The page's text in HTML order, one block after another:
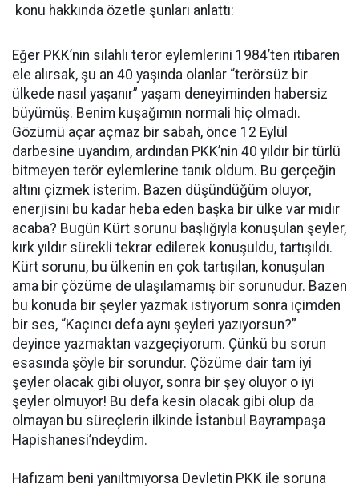
konu hakkında özetle şunları anlattı:
Eğer PKK’nin silahlı terör eylemlerini 1984’ten itibaren
ele alırsak, şu an 40 yaşında olanlar “terörsüz bir
ülkede nasıl yaşanır” yaşam deneyiminden habersiz
büyümüş. Benim kuşağımın normali hiç olmadı.
Gözümü açar açmaz bir sabah, önce 12 Eylül
darbesine uyandım, ardından PKK’nin 40 yıldır bir türlü
bitmeyen terör eylemlerine tanık oldum. Bu gerçeğin
altını çizmek isterim. Bazen düşündüğüm oluyor,
enerjisini bu kadar heba eden başka bir ülke var mıdır
acaba? Bugün Kürt sorunu başlığıyla konuşulan şeyler,
kırk yıldır sürekli tekrar edilerek konuşuldu, tartışıldı.
Kürt sorunu, bu ülkenin en çok tartışılan, konuşulan
ama bir çözüme de ulaşılamamış bir sorunudur. Bazen
bu konuda bir şeyler yazmak istiyorum sonra içimden
bir ses, “Kaçıncı defa aynı şeyleri yazıyorsun?”
deyince yazmaktan vazgeçiyorum. Çünkü bu sorun
esasında şöyle bir sorundur. Çözüme dair tam iyi
şeyler olacak gibi oluyor, sonra bir şey oluyor o iyi
şeyler olmuyor! Bu defa kesin olacak gibi olup da
olmayan bu süreçlerin ilkinde İstanbul Bayrampaşa
Hapishanesi’ndeydim.
Hafızam beni yanıltmıyorsa Devletin PKK ile soruna